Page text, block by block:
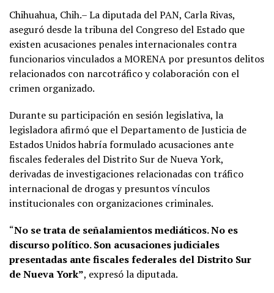
Chihuahua, Chih.– La diputada del PAN, Carla Rivas,
aseguró desde la tribuna del Congreso del Estado que
existen acusaciones penales internacionales contra
funcionarios vinculados a MORENA por presuntos delitos
relacionados con narcotráfico y colaboración con el
crimen organizado.
Durante su participación en sesión legislativa, la
legisladora afirmó que el Departamento de Justicia de
Estados Unidos habría formulado acusaciones ante
fiscales federales del Distrito Sur de Nueva York,
derivadas de investigaciones relacionadas con tráfico
internacional de drogas y presuntos vínculos
institucionales con organizaciones criminales.
“No se trata de señalamientos mediáticos. No es
discurso político. Son acusaciones judiciales
presentadas ante fiscales federales del Distrito Sur
de Nueva York”, expresó la diputada.